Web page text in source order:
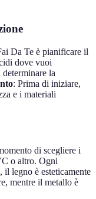
Da Te è pianificare il
dove vuoi
la
: Prima di iniziare,
e i materiali
di scegliere i
o altro. Ogni
il legno è esteticamente
mentre il metallo è